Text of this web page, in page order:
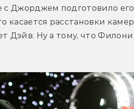
с Джорджем подготовило
касается расстановки
Дэйв. Ну а тому, что Филони